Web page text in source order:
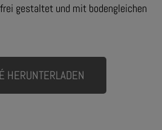
gestaltet und mit bodengleichen
HERUNTERLADEN